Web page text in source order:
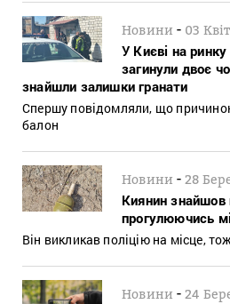
Новини - 03
У Києві на
загинули двоє
знайшли залишки гранати
Спершу повідомляли, що
балон
Новини -28
Киянин знайшов
прогулюючись
Він викликав поліцію на місце,
Новини -24